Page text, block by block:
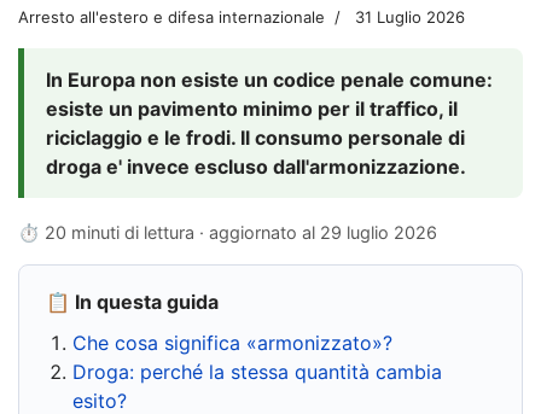
Arresto all'estero e difesa internazionale 31 Luglio 2026
In Europa non esiste un codice penale comune:
esiste un pavimento minimo per il traffico, il
riciclaggio e le frodi. Il consumo personale di
droga e' invece escluso dall'armonizzazione.
⏱ 20 minuti di lettura · aggiornato al 29 luglio 2026
📋 In questa guida
Che cosa significa «armonizzato»?
Droga: perché la stessa quantità cambia
esito?